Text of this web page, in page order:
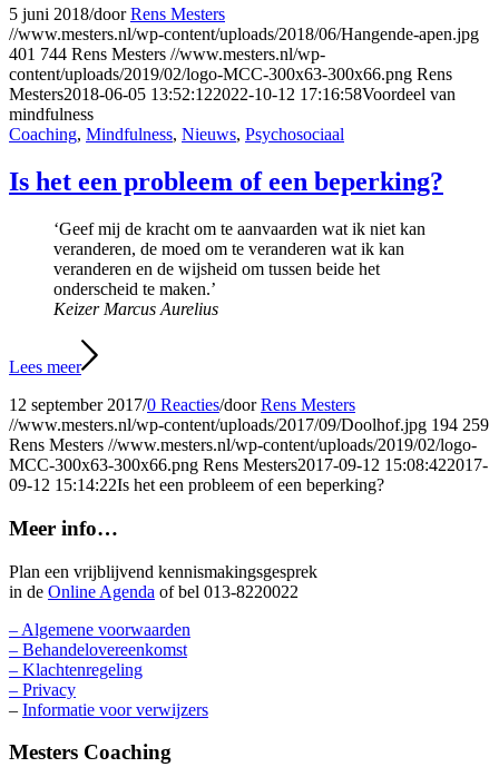
5 juni 2018/doorRens Mesters
//www.mesters.nl/wp-content/uploads/2018/06/Hangende-apen.jpg
401 744 Rens Mesters //www.mesters.nl/wp-
content/uploads/2019/02/logo-MCC-300x63-300x66.png Rens
Mesters2018-06-05 13:52:122022-10-12 17:16:58Voordeel van
mindfulness
Coaching, Mindfulness, Nieuws, Psychosociaal
Is het een probleem of een beperking?
‘Geef mij de kracht om te aanvaarden wat ik niet kan
veranderen, de moed om te veranderen wat ik kan
veranderen en de wijsheid om tussen beide het
onderscheid te maken.’
Keizer Marcus Aurelius
Lees meer
12 september 2017/0 Reacties/doorRens Mesters
//www.mesters.nl/wp-content/uploads/2017/09/Doolhof.jpg 194 259
Rens Mesters //www.mesters.nl/wp-content/uploads/2019/02/logo-
MCC-300x63-300x66.png Rens Mesters2017-09-12 15:08:422017-
09-12 15:14:22Is het een probleem of een beperking?
Meer info…
Plan een vrijblijvend kennismakingsgesprek
in de Online Agenda of bel 013-8220022
– Algemene voorwaarden
– Behandelovereenkomst
– Klachtenregeling
– Privacy
– Informatie voor verwijzers
Mesters Coaching